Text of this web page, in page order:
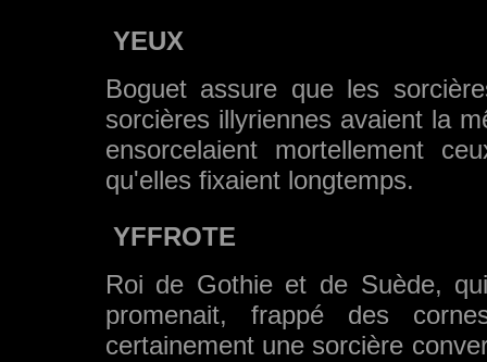
YEUX
Boguet assure que les
sorcières illyriennes avaient la
ensorcelaient mortellement
qu'elles fixaient longtemps.
YFFROTE
Roi de Gothie et de Suède,
promenait, frappé des
certainement une sorcière